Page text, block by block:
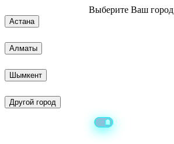
Выберите Ваш город
Астана
Алматы
Шымкент
Другой город